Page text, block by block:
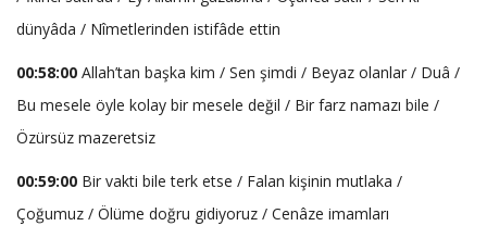
dünyâda / Nîmetlerinden istifâde ettin
00:58:00 Allah’tan başka kim / Sen şimdi / Beyaz olanlar / Duâ /
Bu mesele öyle kolay bir mesele değil / Bir farz namazı bile /
Özürsüz mazeretsiz
00:59:00 Bir vakti bile terk etse / Falan kişinin mutlaka /
Çoğumuz / Ölüme doğru gidiyoruz / Cenâze imamları